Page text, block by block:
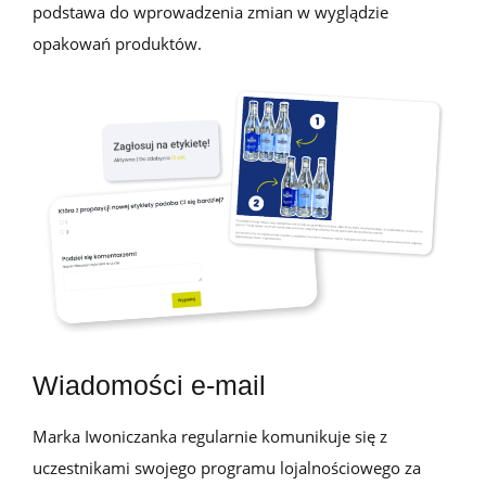
podstawa do wprowadzenia zmian w wyglądzie
opakowań produktów.
Wiadomości e-mail
Marka Iwoniczanka regularnie komunikuje się z
uczestnikami swojego programu lojalnościowego za